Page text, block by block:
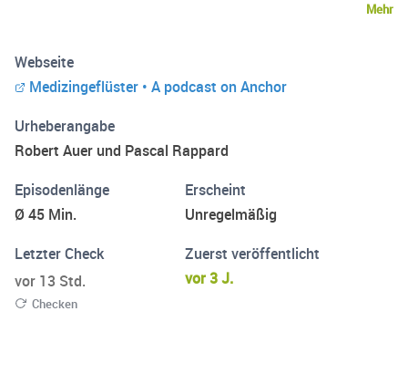
Mehr
Webseite
Medizingeflüster • A podcast on Anchor
Urheberangabe
Robert Auer und Pascal Rappard
Episodenlänge
Ø 45 Min.
Erscheint
Unregelmäßig
Letzter Check
vor 13 Std.
Checken
Zuerst veröffentlicht
vor 3 J.